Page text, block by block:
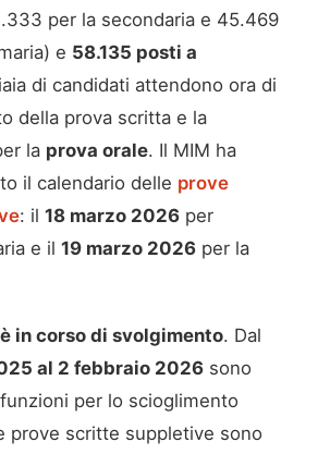
per la secondaria e 45.469
e 58.135 posti a
di candidati attendono ora di
della prova scritta e la
la prova orale. Il MIM ha
il calendario delle prove
: il 18 marzo 2026 per
e il 19 marzo 2026 per la
in corso di svolgimento. Dal
al 2 febbraio 2026 sono
per lo scioglimento
prove scritte suppletive sono